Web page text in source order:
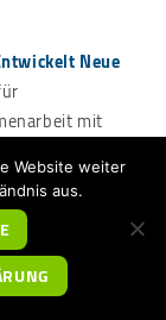
Neue
mit
Website weiter
aus.